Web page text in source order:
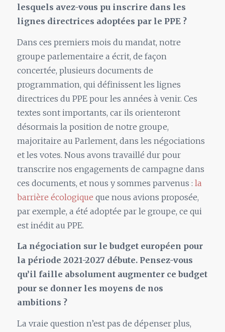
lesquels avez-vous pu inscrire dans les
lignes directrices adoptées par le PPE ?
Dans ces premiers mois du mandat, notre
groupe parlementaire a écrit, de façon
concertée, plusieurs documents de
programmation, qui définissent les lignes
directrices du PPE pour les années à venir. Ces
textes sont importants, car ils orienteront
désormais la position de notre groupe,
majoritaire au Parlement, dans les négociations
et les votes. Nous avons travaillé dur pour
transcrire nos engagements de campagne dans
ces documents, et nous y sommes parvenus : la
barrière écologique que nous avions proposée,
par exemple, a été adoptée par le groupe, ce qui
est inédit au PPE.
La négociation sur le budget européen pour
la période 2021-2027 débute. Pensez-vous
qu’il faille absolument augmenter ce budget
pour se donner les moyens de nos
ambitions ?
La vraie question n’est pas de dépenser plus,